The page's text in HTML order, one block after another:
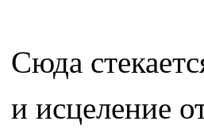
Сюда
и исцеление